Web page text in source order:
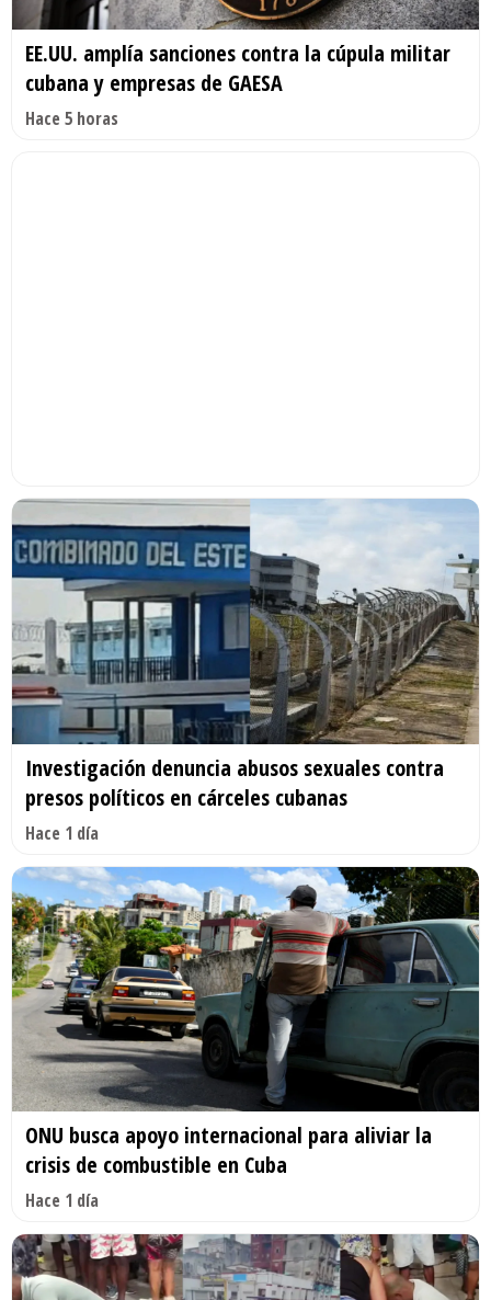
EE.UU. amplía sanciones contra la cúpula militar
cubana y empresas de GAESA
Hace 5 horas
Investigación denuncia abusos sexuales contra
presos políticos en cárceles cubanas
Hace 1 día
ONU busca apoyo internacional para aliviar la
crisis de combustible en Cuba
Hace 1 día